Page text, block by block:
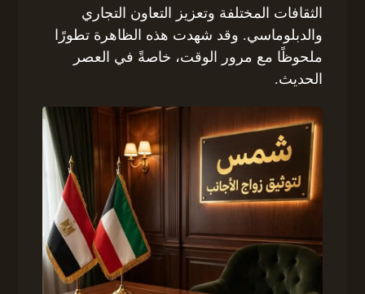
الثقافات المختلفة وتعزيز التعاون التجاري
والدبلوماسي. وقد شهدت هذه الظاهرة تطورًا
ملحوظًا مع مرور الوقت، خاصةً في العصر
الحديث.